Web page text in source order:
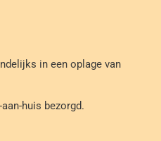
in een oplage van
huis bezorgd.